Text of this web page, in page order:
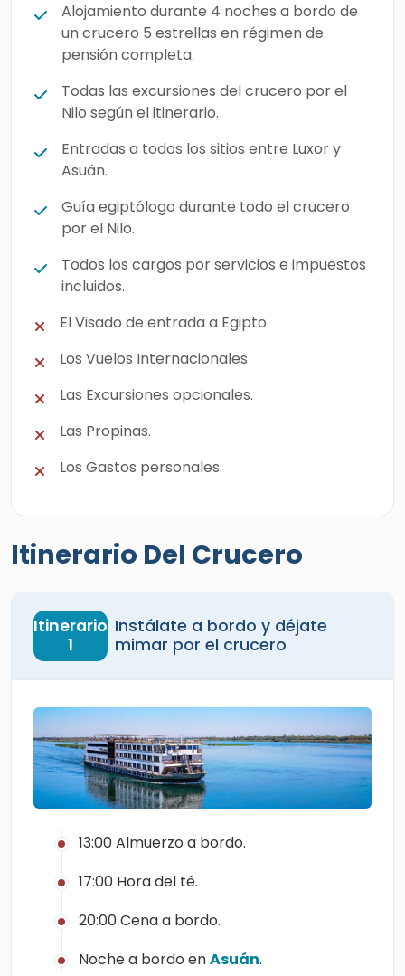
Alojamiento durante 4 noches a bordo de
un crucero 5 estrellas en régimen de
pensión completa.
Todas las excursiones del crucero por el
Nilo según el itinerario.
Entradas a todos los sitios entre Luxor y
Asuán.
Guía egiptólogo durante todo el crucero
por el Nilo.
Todos los cargos por servicios e impuestos
incluidos.
El Visado de entrada a Egipto.
Los Vuelos Internacionales
Las Excursiones opcionales.
Las Propinas.
Los Gastos personales.
Itinerario Del Crucero
Itinerario
1
Instálate a bordo y déjate
mimar por el crucero
13:00 Almuerzo a bordo.
17:00 Hora del té.
20:00 Cena a bordo.
Noche a bordo enAsuán.